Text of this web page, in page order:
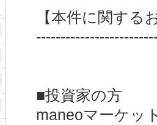
【本件に関する
■投資家の方
maneoマーケッ